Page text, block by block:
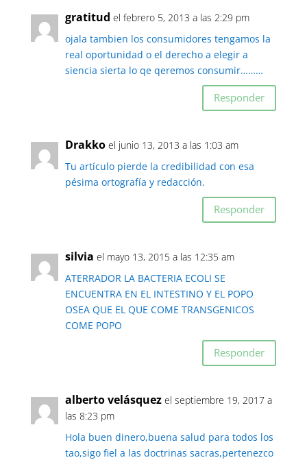
gratitud el febrero 5, 2013 a las 2:29 pm
ojala tambien los consumidores tengamos la
real oportunidad o el derecho a elegir a
siencia sierta lo qe qeremos consumir………
Responder
Drakko el junio 13, 2013 a las 1:03 am
Tu artículo pierde la credibilidad con esa
pésima ortografía y redacción.
Responder
silvia el mayo 13, 2015 a las 12:35 am
ATERRADOR LA BACTERIA ECOLI SE
ENCUENTRA EN EL INTESTINO Y EL POPO
OSEA QUE EL QUE COME TRANSGENICOS
COME POPO
Responder
alberto velásquez el septiembre 19, 2017 a
las 8:23 pm
Hola buen dinero,buena salud para todos los
tao,sigo fiel a las doctrinas sacras,pertenezco